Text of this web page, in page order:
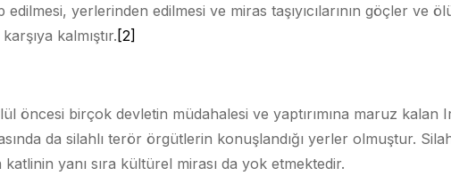
edilmesi, yerlerinden edilmesi ve miras taşıyıcılarının göçler ve
kalmıştır. [2]
öncesi birçok devletin müdahalesi ve yaptırımına maruz kalan
da silahlı terör örgütlerin konuşlandığı yerler olmuştur.
katlinin yanı sıra kültürel mirası da yok etmektedir.